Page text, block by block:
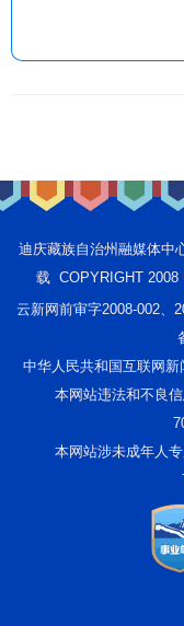
迪庆藏族自治州融媒体
载 COPYRIGHT 2008
云新网前审字2008-002、
中华人民共和国互联网
本网站违法和不良
本网站涉未成年人